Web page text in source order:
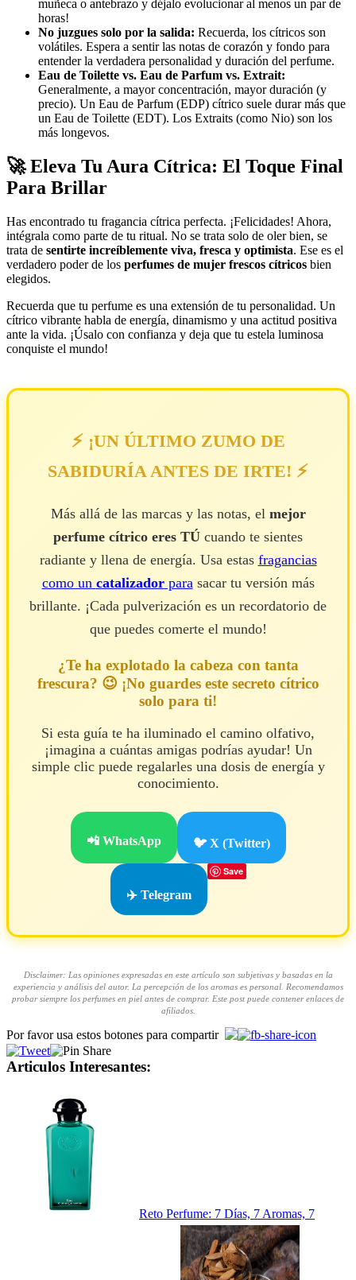
muñeca o antebrazo y déjalo evolucionar al menos un par de
horas!
No juzgues solo por la salida: Recuerda, los cítricos son
volátiles. Espera a sentir las notas de corazón y fondo para
entender la verdadera personalidad y duración del perfume.
Eau de Toilette vs. Eau de Parfum vs. Extrait:
Generalmente, a mayor concentración, mayor duración (y
precio). Un Eau de Parfum (EDP) cítrico suele durar más que
un Eau de Toilette (EDT). Los Extraits (como Nio) son los
más longevos.
🚀 Eleva Tu Aura Cítrica: El Toque Final
Para Brillar
Has encontrado tu fragancia cítrica perfecta. ¡Felicidades! Ahora,
intégrala como parte de tu ritual. No se trata solo de oler bien, se
trata de sentirte increíblemente viva, fresca y optimista. Ese es el
verdadero poder de los perfumes de mujer frescos cítricos bien
elegidos.
Recuerda que tu perfume es una extensión de tu personalidad. Un
cítrico vibrante habla de energía, dinamismo y una actitud positiva
ante la vida. ¡Úsalo con confianza y deja que tu estela luminosa
conquiste el mundo!
⚡ ¡UN ÚLTIMO ZUMO DE
SABIDURÍA ANTES DE IRTE! ⚡
Más allá de las marcas y las notas, el mejor
perfume cítrico eres TÚ cuando te sientes
radiante y llena de energía. Usa estas fragancias
como un catalizadorpara sacar tu versión más
brillante. ¡Cada pulverización es un recordatorio de
que puedes comerte el mundo!
¿Te ha explotado la cabeza con tanta
frescura? 😉 ¡No guardes este secreto cítrico
solo para ti!
Si esta guía te ha iluminado el camino olfativo,
¡imagina a cuántas amigas podrías ayudar! Un
simple clic puede regalarles una dosis de energía y
conocimiento.
📲 WhatsApp 🐦 X (Twitter)
✈️ Telegram
Save
Disclaimer: Las opiniones expresadas en este artículo son subjetivas y basadas en la
experiencia y análisis del autor. La percepción de los aromas es personal. Recomendamos
probar siempre los perfumes en piel antes de comprar. Este post puede contener enlaces de
afiliados.
Por favor usa estos botones para compartir
Articulos Interesantes:
Reto Perfume: 7 Días, 7 Aromas, 7